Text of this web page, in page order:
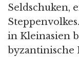
Seldschuken,
in Kleinasien
byzantinische